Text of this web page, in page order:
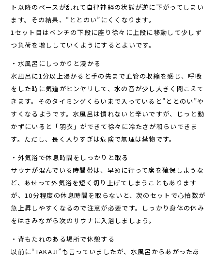
ト以降のペースが乱れて自律神経の状態が逆に下がってしまい
ます。その結果、“ととのい”にくくなります。
1セット目はベンチの下段に座り徐々に上段に移動して少しず
つ負荷を増ししていくようにするとよいです。
・水風呂にしっかりと浸かる
水風呂に1分以上浸かると手の先まで血管の収縮を感じ、呼吸
をした時に気道がヒンヤリして、水の音が少し大きく聞こえて
きます。そのタイミングくらいまで入っていると”ととのい”や
すくなるようです。水風呂は慣れないと辛いですが、じっと動
かずにいると「羽衣」ができて徐々に冷たさが和らいできま
す。ただし、長く入りすぎは危険で無理は禁物です。
・外気浴で休息時間をしっかりと取る
サウナが混んでいる時間帯は、早めに行って席を確保しような
ど、あせって外気浴を短く切り上げてしまうこともあります
が、10分程度の休息時間を取らないと、次のセットで心拍数が
急上昇しやすくなるので注意が必要です。しっかり身体の休み
をはさみながら次のサウナに入浴しましょう。
・背もたれのある場所で休憩する
以前に“TAKAJI”も言っていましたが、水風呂からあがったあ